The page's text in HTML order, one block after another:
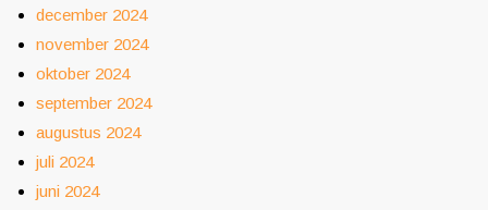
december 2024
november 2024
oktober 2024
september 2024
augustus 2024
juli 2024
juni 2024